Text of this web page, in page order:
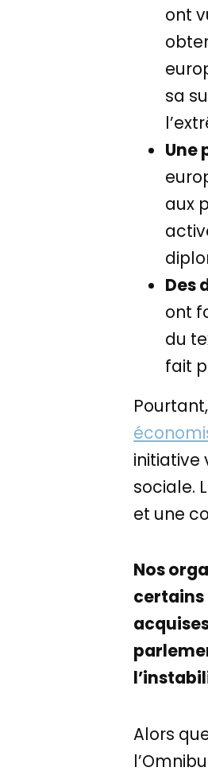
ont
sa
Une
aux
Des
ont
du
fait
initiative
sociale.
et une
Nos
certains
Alors